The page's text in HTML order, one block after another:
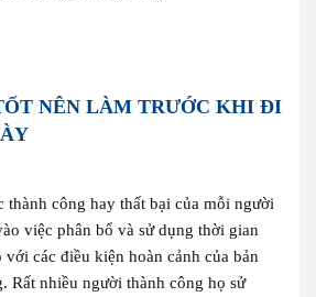
NÊN LÀM TRƯỚC KHI ĐI
thành công hay thất bại của mỗi người
việc phân bổ và sử dụng thời gian
các điều kiện hoàn cảnh của bản
Rất nhiều người thành công họ sử